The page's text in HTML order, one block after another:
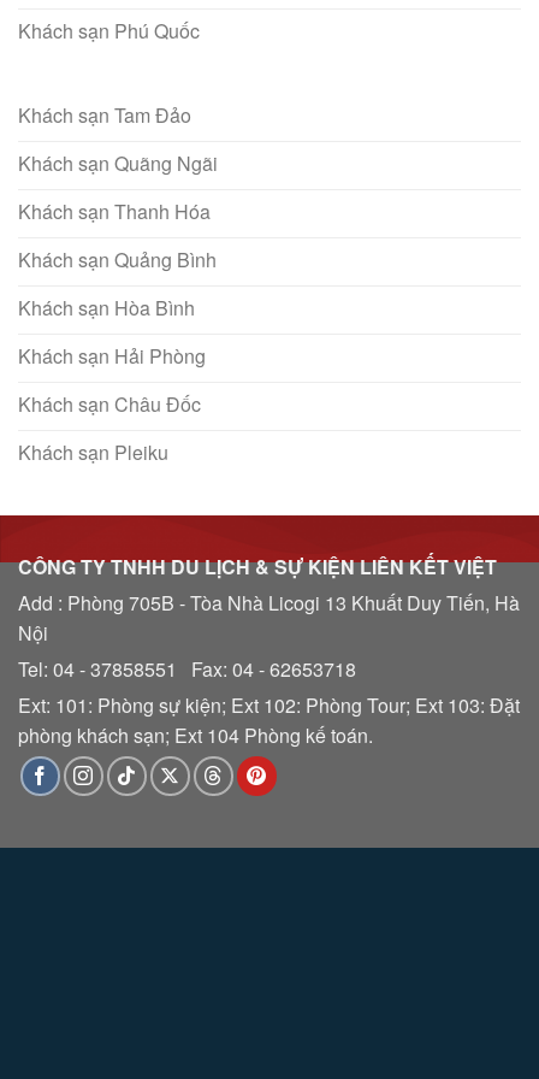
Khách sạn Phú Quốc
Khách sạn Tam Đảo
Khách sạn Quãng Ngãi
Khách sạn Thanh Hóa
Khách sạn Quảng Bình
Khách sạn Hòa Bình
Khách sạn Hải Phòng
Khách sạn Châu Đốc
Khách sạn Pleiku
CÔNG TY TNHH DU LỊCH & SỰ KIỆN LIÊN KẾT VIỆT
Add : Phòng 705B - Tòa Nhà Licogi 13 Khuất Duy Tiến, Hà
Nội
Tel: 04 - 37858551 Fax: 04 - 62653718
Ext: 101: Phòng sự kiện; Ext 102: Phòng Tour; Ext 103: Đặt
phòng khách sạn; Ext 104 Phòng kế toán.